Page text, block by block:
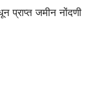
प्राप्त जमीन नोंदणी